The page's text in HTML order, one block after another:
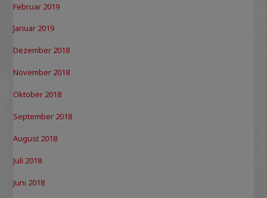
Februar 2019
Januar 2019
Dezember 2018
November 2018
Oktober 2018
September 2018
August 2018
Juli 2018
Juni 2018